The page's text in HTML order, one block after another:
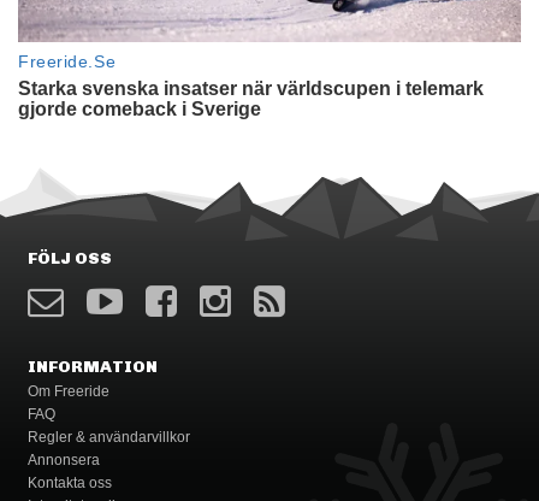
FÖLJ OSS
INFORMATION
Om Freeride
FAQ
Regler & användarvillkor
Annonsera
Kontakta oss